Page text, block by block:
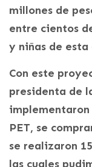
millones de
entre cientos
y niñas de esta
Con este
presidenta de
implementaron
PET, se
se realizaron
las cuales